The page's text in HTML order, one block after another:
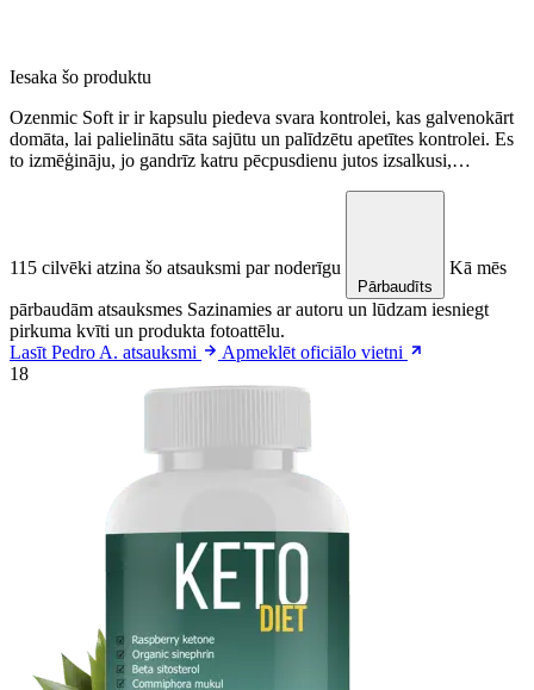
Iesaka šo produktu
Ozenmic Soft ir ir kapsulu piedeva svara kontrolei, kas galvenokārt
domāta, lai palielinātu sāta sajūtu un palīdzētu apetītes kontrolei. Es
to izmēģināju, jo gandrīz katru pēcpusdienu jutos izsalkusi,…
115 cilvēki atzina šo atsauksmi par noderīgu
Pārbaudīts
Kā mēs
pārbaudām atsauksmes Sazinamies ar autoru un lūdzam iesniegt
pirkuma kvīti un produkta fotoattēlu.
Lasīt Pedro A. atsauksmi
Apmeklēt oficiālo vietni
18